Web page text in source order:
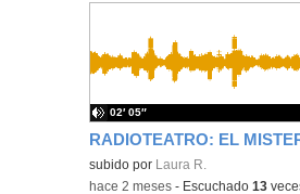
subido por Laura R.
02′ 05″
-hace 2 meses - Escuchado13